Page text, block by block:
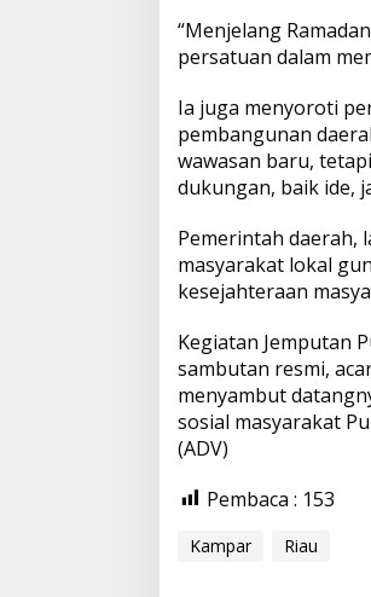
“Menjelang
persatuan dalam
Ia juga menyoroti
pembangunan
wawasan baru,
dukungan, baik ide,
Pemerintah daerah,
masyarakat lokal
kesejahteraan
Kegiatan Jemputan
sambutan resmi,
menyambut
sosial masyarakat
(ADV)
Pembaca : 153
Kampar Riau